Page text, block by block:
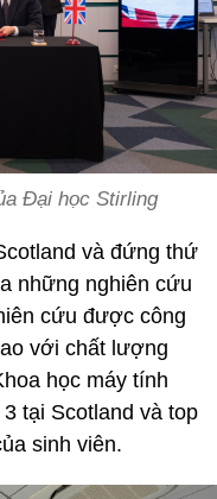
Đại học Stirling
và đứng thứ
những nghiên cứu
cứu được công
với chất lượng
học máy tính
tại Scotland và top
sinh viên.